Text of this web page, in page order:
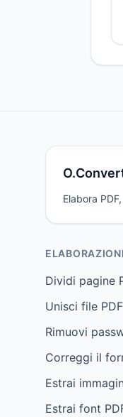
Elabora
Dividi pagine
Unisci file PDF
Rimuovi
Correggi il
Estrai
Estrai font